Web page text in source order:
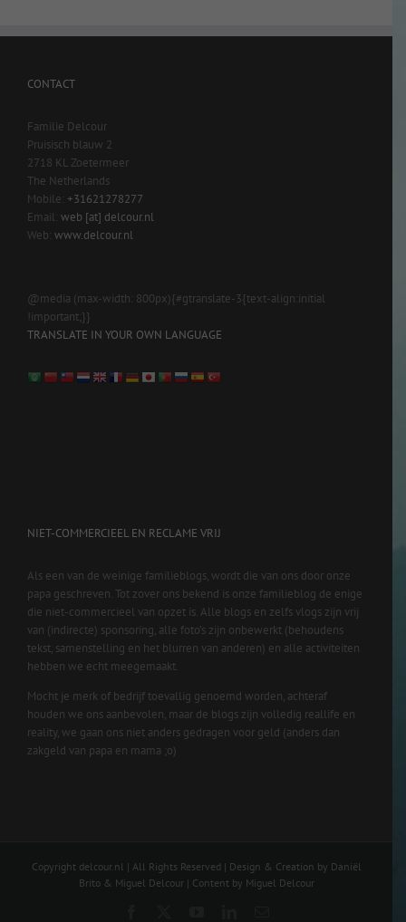
CONTACT
Familie Delcour
Pruisisch blauw 2
2718 KL Zoetermeer
The Netherlands
Mobile: +31621278277
Email: web [at] delcour.nl
Web: www.delcour.nl
@media (max-width: 800px){#gtranslate-3{text-align:initial
!important;}}
TRANSLATE IN YOUR OWN LANGUAGE
NIET-COMMERCIEEL EN RECLAME VRIJ
Als een van de weinige familieblogs, wordt die van ons door onze
papa geschreven. Tot zover ons bekend is onze familieblog de enige
die niet-commercieel van opzet is. Alle blogs en zelfs vlogs zijn vrij
van (indirecte) sponsoring, alle foto’s zijn onbewerkt (behoudens
tekst, samenstelling en het blurren van anderen) en alle activiteiten
hebben we echt meegemaakt.
Mocht je merk of bedrijf toevallig genoemd worden, achteraf
houden we ons aanbevolen, maar de blogs zijn volledig reallife en
reality, we gaan ons niet anders gedragen voor geld (anders dan
zakgeld van papa en mama ;o)
Copyright delcour.nl | All Rights Reserved | Design & Creation by Daniël
Brito & Miguel Delcour | Content by Miguel Delcour